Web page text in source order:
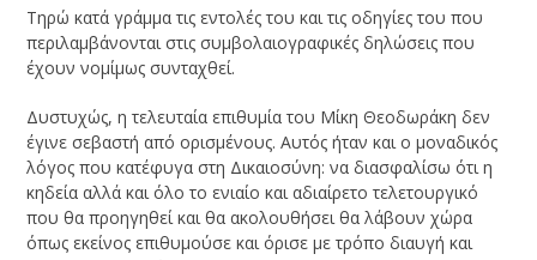
Τηρώ κατά γράμμα τις εντολές του και τις οδηγίες του που
περιλαμβάνονται στις συμβολαιογραφικές δηλώσεις που
έχουν νομίμως συνταχθεί.
Δυστυχώς, η τελευταία επιθυμία του Μίκη Θεοδωράκη δεν
έγινε σεβαστή από ορισμένους. Αυτός ήταν και ο μοναδικός
λόγος που κατέφυγα στη Δικαιοσύνη: να διασφαλίσω ότι η
κηδεία αλλά και όλο το ενιαίο και αδιαίρετο τελετουργικό
που θα προηγηθεί και θα ακολουθήσει θα λάβουν χώρα
όπως εκείνος επιθυμούσε και όρισε με τρόπο διαυγή και